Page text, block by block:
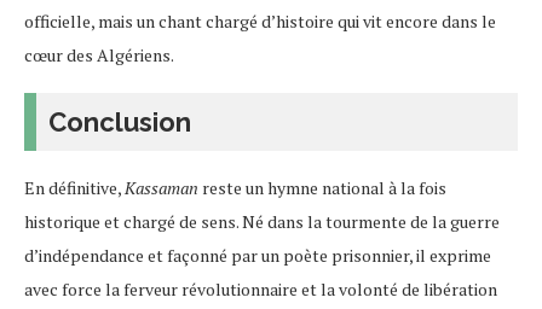
officielle, mais un chant chargé d’histoire qui vit encore dans le
cœur des Algériens.
Conclusion
En définitive, Kassaman reste un hymne national à la fois
historique et chargé de sens. Né dans la tourmente de la guerre
d’indépendance et façonné par un poète prisonnier, il exprime
avec force la ferveur révolutionnaire et la volonté de libération